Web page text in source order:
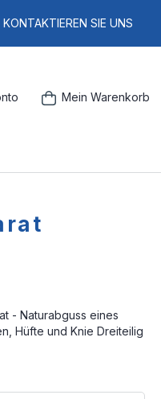
KONTAKTIEREN SIE UNS
Mein Warenkorb
- Naturabguss eines
Hüfte und Knie Dreiteilig